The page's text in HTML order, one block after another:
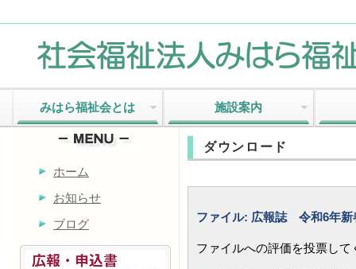
みはら福祉会とは 施設案内
ホーム
お知らせ
ブログ
ダウンロード
ファイル: 広報誌 令和6年新
ファイルへの評価を投票して